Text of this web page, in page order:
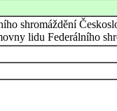
shromáždění
lidu Federálního